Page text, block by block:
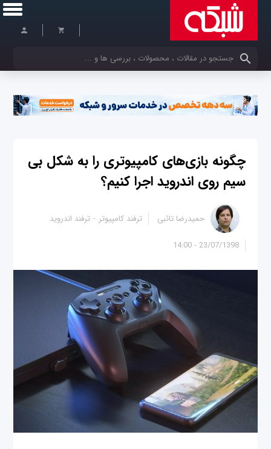
کلمات کلیدی خود را وارد کنید
چگونه بازی‌های کامپیوتری را به شکل بی
سیم روی اندروید اجرا کنیم؟
23/07/1398 - 14:00
حمیدرضا تائبی ترفند کامپیوتر ترفند اندروید